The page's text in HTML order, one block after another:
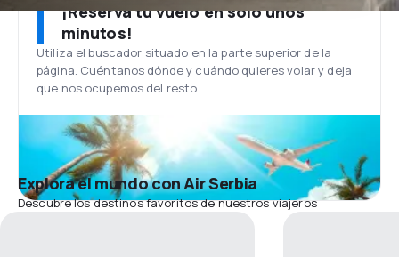
¡Reserva tu vuelo en solo unos
minutos!
Utiliza el buscador situado en la parte superior de la
página. Cuéntanos dónde y cuándo quieres volar y deja
que nos ocupemos del resto.
Explora el mundo con Air Serbia
Descubre los destinos favoritos de nuestros viajeros